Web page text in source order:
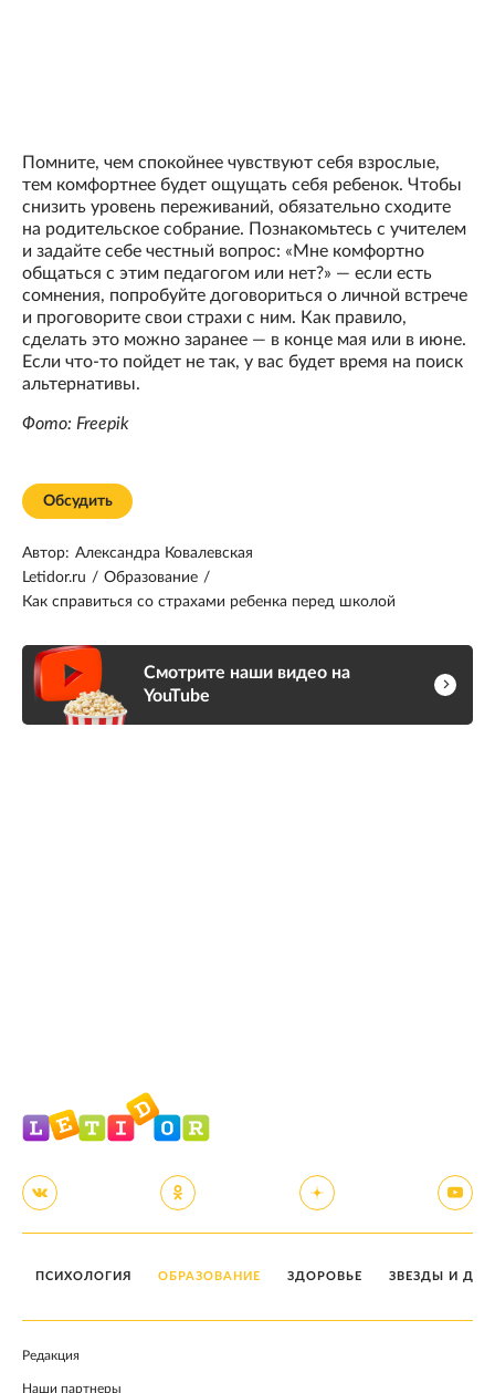
Помните, чем спокойнее чувствуют себя взрослые,
тем комфортнее будет ощущать себя ребенок. Чтобы
снизить уровень переживаний, обязательно сходите
на родительское собрание. Познакомьтесь с учителем
и задайте себе честный вопрос: «Мне комфортно
общаться с этим педагогом или нет?» — если есть
сомнения, попробуйте договориться о личной встрече
и проговорите свои страхи с ним. Как правило,
сделать это можно заранее — в конце мая или в июне.
Если что-то пойдет не так, у вас будет время на поиск
альтернативы.
Фото: Freepik
Обсудить
Автор: Александра Ковалевская
Letidor.ru / Образование /
Как справиться со страхами ребенка перед школой
Смотрите наши видео на
YouTube
ПСИХОЛОГИЯ ОБРАЗОВАНИЕ ЗДОРОВЬЕ ЗВЕЗДЫ И
Редакция
Наши партнеры